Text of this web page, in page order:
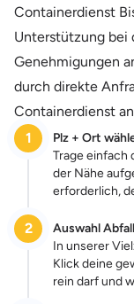
Containerdienst
Unterstützung bei
Genehmigungen
durch direkte
Containerdienst
1
Plz + Ort
Trage einfach
der Nähe
erforderlich,
2
Auswahl
In unserer
Klick deine
rein darf und